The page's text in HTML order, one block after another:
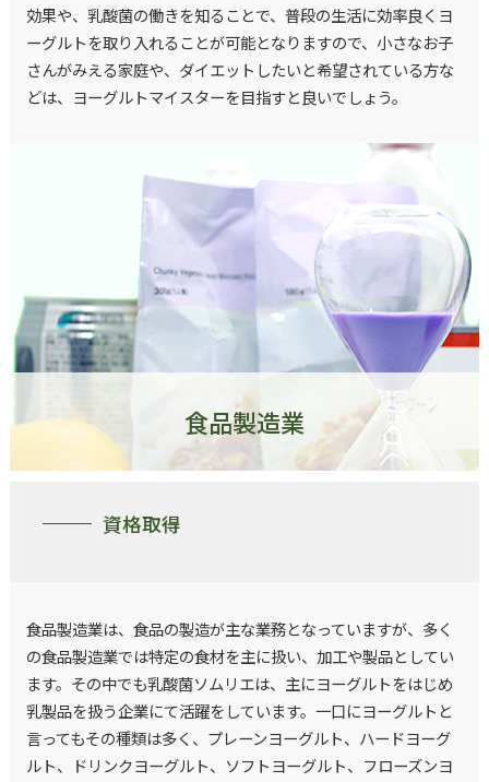
効果や、乳酸菌の働きを知ることで、普段の生活に効率良くヨ
ーグルトを取り入れることが可能となりますので、小さなお子
さんがみえる家庭や、ダイエットしたいと希望されている方な
どは、ヨーグルトマイスターを目指すと良いでしょう。
食品製造業
資格取得
食品製造業は、食品の製造が主な業務となっていますが、多く
の食品製造業では特定の食材を主に扱い、加工や製品としてい
ます。その中でも乳酸菌ソムリエは、主にヨーグルトをはじめ
乳製品を扱う企業にて活躍をしています。一口にヨーグルトと
言ってもその種類は多く、プレーンヨーグルト、ハードヨーグ
ルト、ドリンクヨーグルト、ソフトヨーグルト、フローズンヨ